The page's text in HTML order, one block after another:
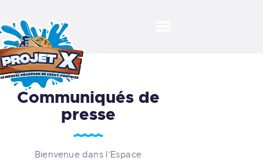
VOTRE VISITE
ACTIVITÉS SUR L’EAU
ÉVÉNEMENTS
LA TERRASSE
FLOTTANTE
Communiqués de
presse
Bienvenue dans l’Espace